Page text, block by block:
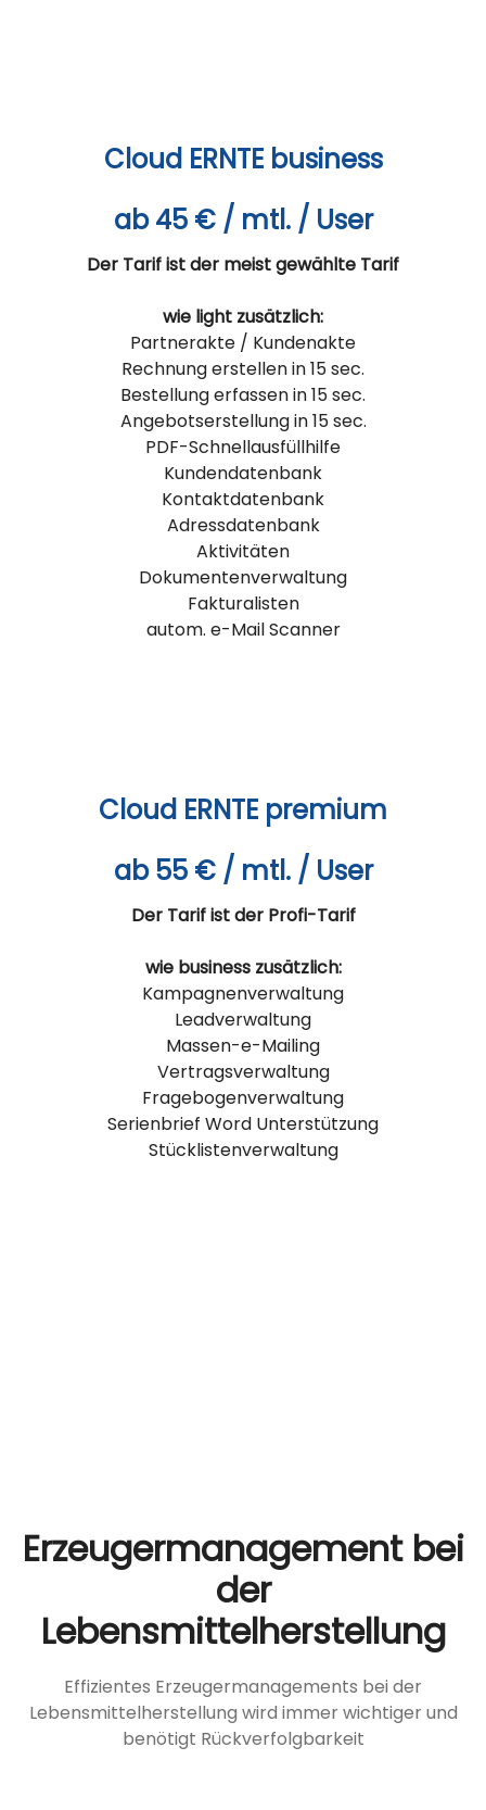
Cloud ERNTE business
ab 45 € / mtl. / User
Der Tarif ist der meist gewählte Tarif
wie light zusätzlich:
Partnerakte / Kundenakte
Rechnung erstellen in 15 sec.
Bestellung erfassen in 15 sec.
Angebotserstellung in 15 sec.
PDF-Schnellausfüllhilfe
Kundendatenbank
Kontaktdatenbank
Adressdatenbank
Aktivitäten
Dokumentenverwaltung
Fakturalisten
autom. e-Mail Scanner
Cloud ERNTE premium
ab 55 € / mtl. / User
Der Tarif ist der Profi-Tarif
wie business zusätzlich:
Kampagnenverwaltung
Leadverwaltung
Massen-e-Mailing
Vertragsverwaltung
Fragebogenverwaltung
Serienbrief Word Unterstützung
Stücklistenverwaltung
Erzeugermanagement bei
der
Lebensmittelherstellung
Effizientes Erzeugermanagements bei der
Lebensmittelherstellung wird immer wichtiger und
benötigt Rückverfolgbarkeit